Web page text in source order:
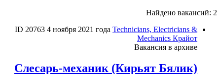
Найдено вакансий: 2
ID 20763 4 ноября 2021 года Technicians, Electricians &
Mechanics Крайот
Вакансия в архиве
Слесарь-механик (Кирьят Бялик)